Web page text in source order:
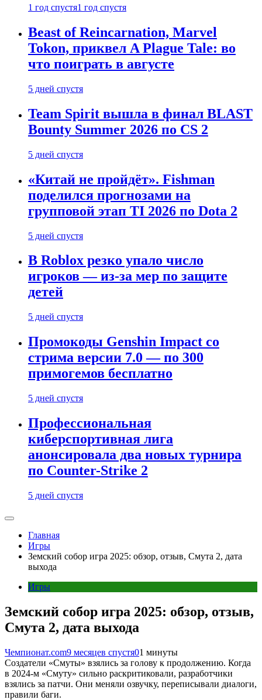
1 год спустя1 год спустя
Beast of Reincarnation, Marvel
Tokon, приквел A Plague Tale: во
что поиграть в августе
5 дней спустя
Team Spirit вышла в финал BLAST
Bounty Summer 2026 по CS 2
5 дней спустя
«Китай не пройдёт». Fishman
поделился прогнозами на
групповой этап TI 2026 по Dota 2
5 дней спустя
В Roblox резко упало число
игроков — из-за мер по защите
детей
5 дней спустя
Промокоды Genshin Impact со
стрима версии 7.0 — по 300
примогемов бесплатно
5 дней спустя
Профессиональная
киберспортивная лига
анонсировала два новых турнира
по Counter-Strike 2
5 дней спустя
Главная
Игры
Земский собор игра 2025: обзор, отзыв, Смута 2, дата
выхода
Игры
Земский собор игра 2025: обзор, отзыв,
Смута 2, дата выхода
Чемпионат.com9 месяцев спустя01 минуты
Создатели «Смуты» взялись за голову к продолжению. Когда
в 2024-м «Смуту» сильно раскритиковали, разработчики
взялись за патчи. Они меняли озвучку, переписывали диалоги,
правили баги.